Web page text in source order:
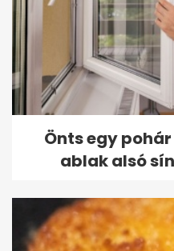
Önts egy
ablak alsó